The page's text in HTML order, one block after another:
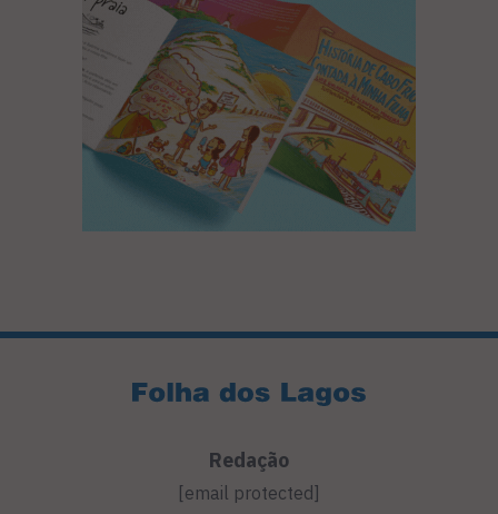
Redação
[email protected]